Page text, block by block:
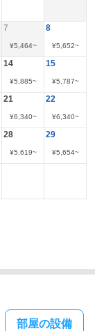
7
¥5,464~
8
¥5,652~
14
¥5,885~
15
¥5,787~
21
¥6,340~
22
¥6,340~
28
¥5,619~
29
¥5,654~
部屋の設備